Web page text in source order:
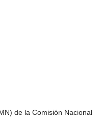
de la Comisión Nacional